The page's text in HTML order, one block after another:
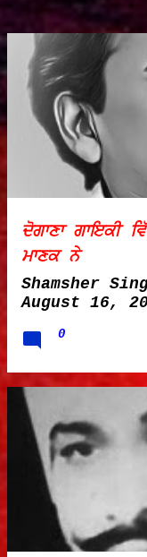
ਦੋਗਾਣਾ ਗਾਇਕੀ
ਮਾਣਕ ਨੇ
Shamsher
August 16,
0